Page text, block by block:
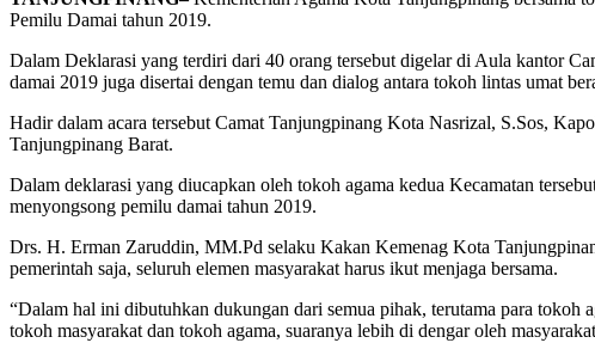
Pemilu Damai tahun 2019.
Dalam Deklarasi yang terdiri dari 40 orang tersebut digelar di Aula kantor
damai 2019 juga disertai dengan temu dan dialog antara tokoh lintas umat
Hadir dalam acara tersebut Camat Tanjungpinang Kota Nasrizal, S.Sos,
Tanjungpinang Barat.
Dalam deklarasi yang diucapkan oleh tokoh agama kedua Kecamatan
menyongsong pemilu damai tahun 2019.
Drs. H. Erman Zaruddin, MM.Pd selaku Kakan Kemenag Kota
pemerintah saja, seluruh elemen masyarakat harus ikut menjaga bersama.
“Dalam hal ini dibutuhkan dukungan dari semua pihak, terutama para tokoh
tokoh masyarakat dan tokoh agama, suaranya lebih di dengar oleh